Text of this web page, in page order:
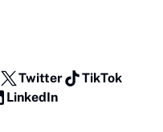
Twitter
TikTok
LinkedIn